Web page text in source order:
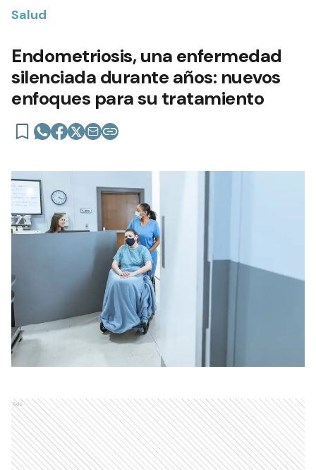
Salud
Endometriosis, una enfermedad
silenciada durante años: nuevos
enfoques para su tratamiento
Ads